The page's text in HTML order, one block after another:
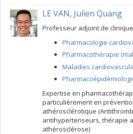
LE VAN, Julien Quang
Professeur adjoint de clinique
Pharmacologie
Pharmacothérapie
Maladies
Expertise en
particulièrement en
athérosclérotique
antihypertenseurs, thérapie
athérosclérose)